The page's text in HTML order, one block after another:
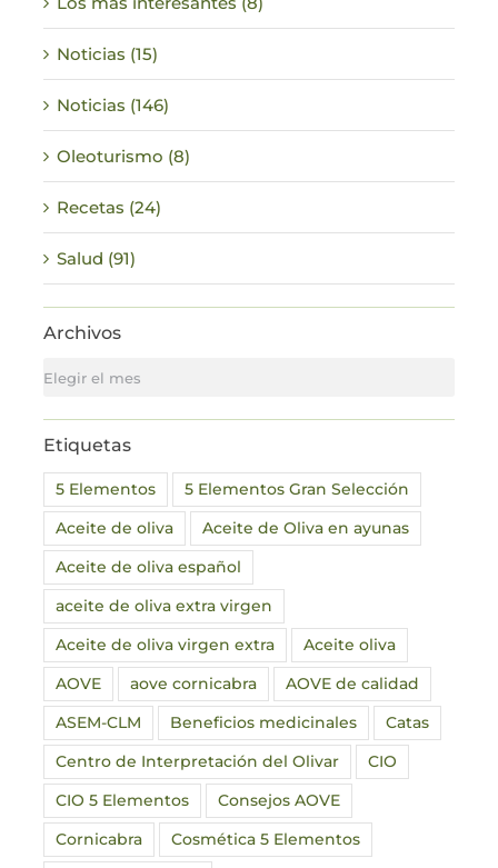
Noticias (15)
Noticias (146)
Oleoturismo (8)
Recetas (24)
Salud (91)
Archivos
Archivos
Etiquetas
5 Elementos 5 Elementos Gran Selección
Aceite de oliva Aceite de Oliva en ayunas
Aceite de oliva español
aceite de oliva extra virgen
Aceite de oliva virgen extra Aceite oliva
AOVE aove cornicabra AOVE de calidad
ASEM-CLM Beneficios medicinales Catas
Centro de Interpretación del Olivar CIO
CIO 5 Elementos Consejos AOVE
Cornicabra Cosmética 5 Elementos